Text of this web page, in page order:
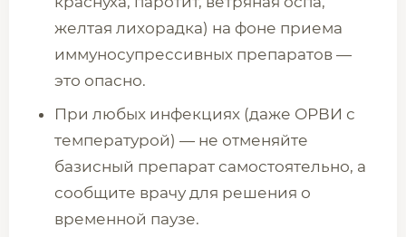
желтая лихорадка) на фоне приема
иммуносупрессивных препаратов —
это опасно.
При любых инфекциях (даже ОРВИ с
температурой) — не отменяйте
базисный препарат самостоятельно, а
сообщите врачу для решения о
временной паузе.